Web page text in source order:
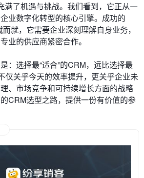
满了机遇与挑战。我们看到，它正从一
业数字化转型的核心引擎。成功的
就，它需要企业深刻理解自身业务，
业的供应商紧密合作。
：选择最“适合”的CRM，远比选择最
仅关乎今天的效率提升，更关乎企业未
、市场竞争和可持续增长方面的战略
CRM选型之路，提供一份有价值的参